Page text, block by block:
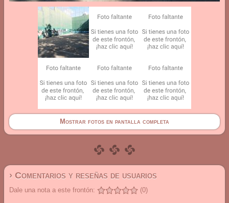
Mostrar fotos en pantalla completa
› Comentarios y reseñas de usuarios
Dale una nota a este frontón: (0)